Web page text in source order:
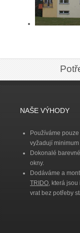
NAŠE VÝHODY
Používáme
vyžadují
Dokonalé
okny.
Dodáváme a
TRIDO, která
vrat bez potřeby